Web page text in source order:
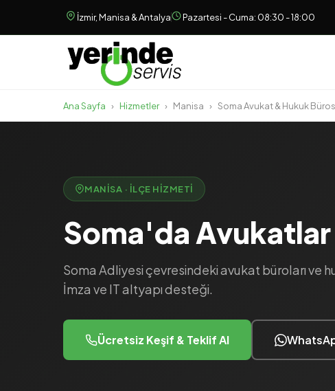
İzmir, Manisa & Antalya Pazartesi - Cuma: 08:30 - 18:00
Ana Sayfa › Hizmetler › Manisa › Soma Avukat & Hukuk
MANISA · İLÇE HIZMETI
Soma'da
Soma Adliyesi çevresindeki avukat büroları ve
İmza ve IT altyapı desteği.
Ücretsiz Keşif & Teklif Al